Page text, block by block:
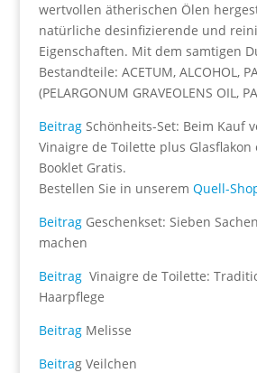
wertvollen ätherischen Ölen
natürliche desinfizierende und
Eigenschaften. Mit dem samtigen
Bestandteile: ACETUM, ALCOHOL,
(PELARGONUM GRAVEOLENS OIL,
BeitragSchönheits-Set: Beim Kauf
Vinaigre de Toilette plus Glasflakon
Booklet Gratis.
Bestellen Sie in unserem Quell-
BeitragGeschenkset: Sieben
machen
Beitrag Vinaigre de Toilette:
Haarpflege
BeitragMelisse
Beitrag Veilchen